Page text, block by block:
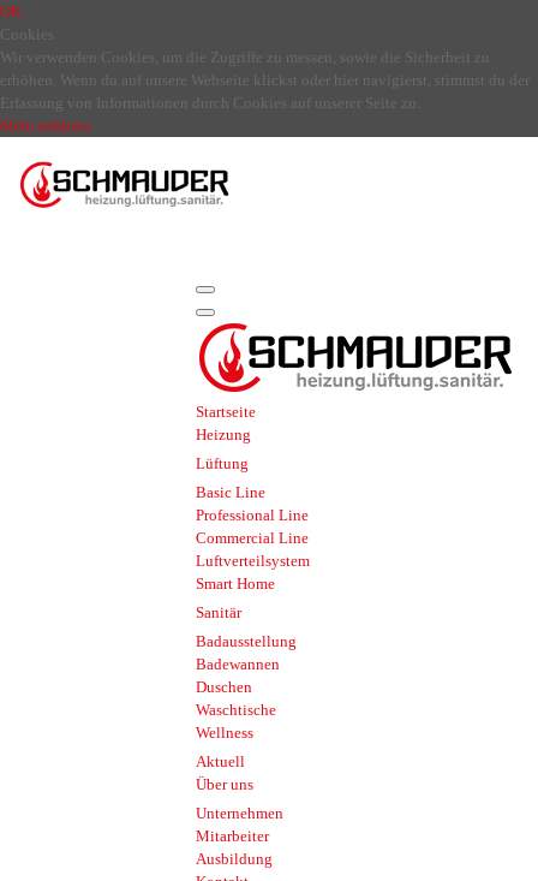
OK
Cookies
Wir verwenden Cookies, um die Zugriffe zu messen, sowie die Sicherheit zu
erhöhen. Wenn du auf unsere Webseite klickst oder hier navigierst, stimmst du der
Erfassung von Informationen durch Cookies auf unserer Seite zu.
Mehr erfahren
Startseite
Heizung
Lüftung
Basic Line
Professional Line
Commercial Line
Luftverteilsystem
Smart Home
Sanitär
Badausstellung
Badewannen
Duschen
Waschtische
Wellness
Aktuell
Über uns
Unternehmen
Mitarbeiter
Ausbildung